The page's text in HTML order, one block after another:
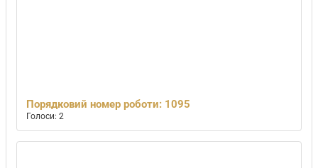
Порядковий номер роботи: 1095
Голоси: 2